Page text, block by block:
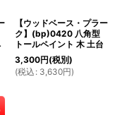
【ウッドベース・プラー
ク】(bp)0420 八角型
トールペイント 木 土台
3,300円(税別)
(税込 : 3,630円)